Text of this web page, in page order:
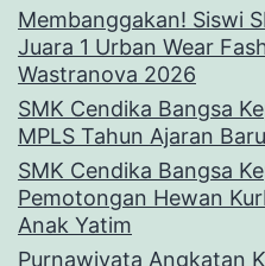
Membanggakan! Siswi
Juara 1 Urban Wear
Wastranova 2026
SMK Cendika Bangsa
MPLS Tahun Ajaran
SMK Cendika Bangsa
Pemotongan Hewan
Anak Yatim
Purnawiyata Angkatan